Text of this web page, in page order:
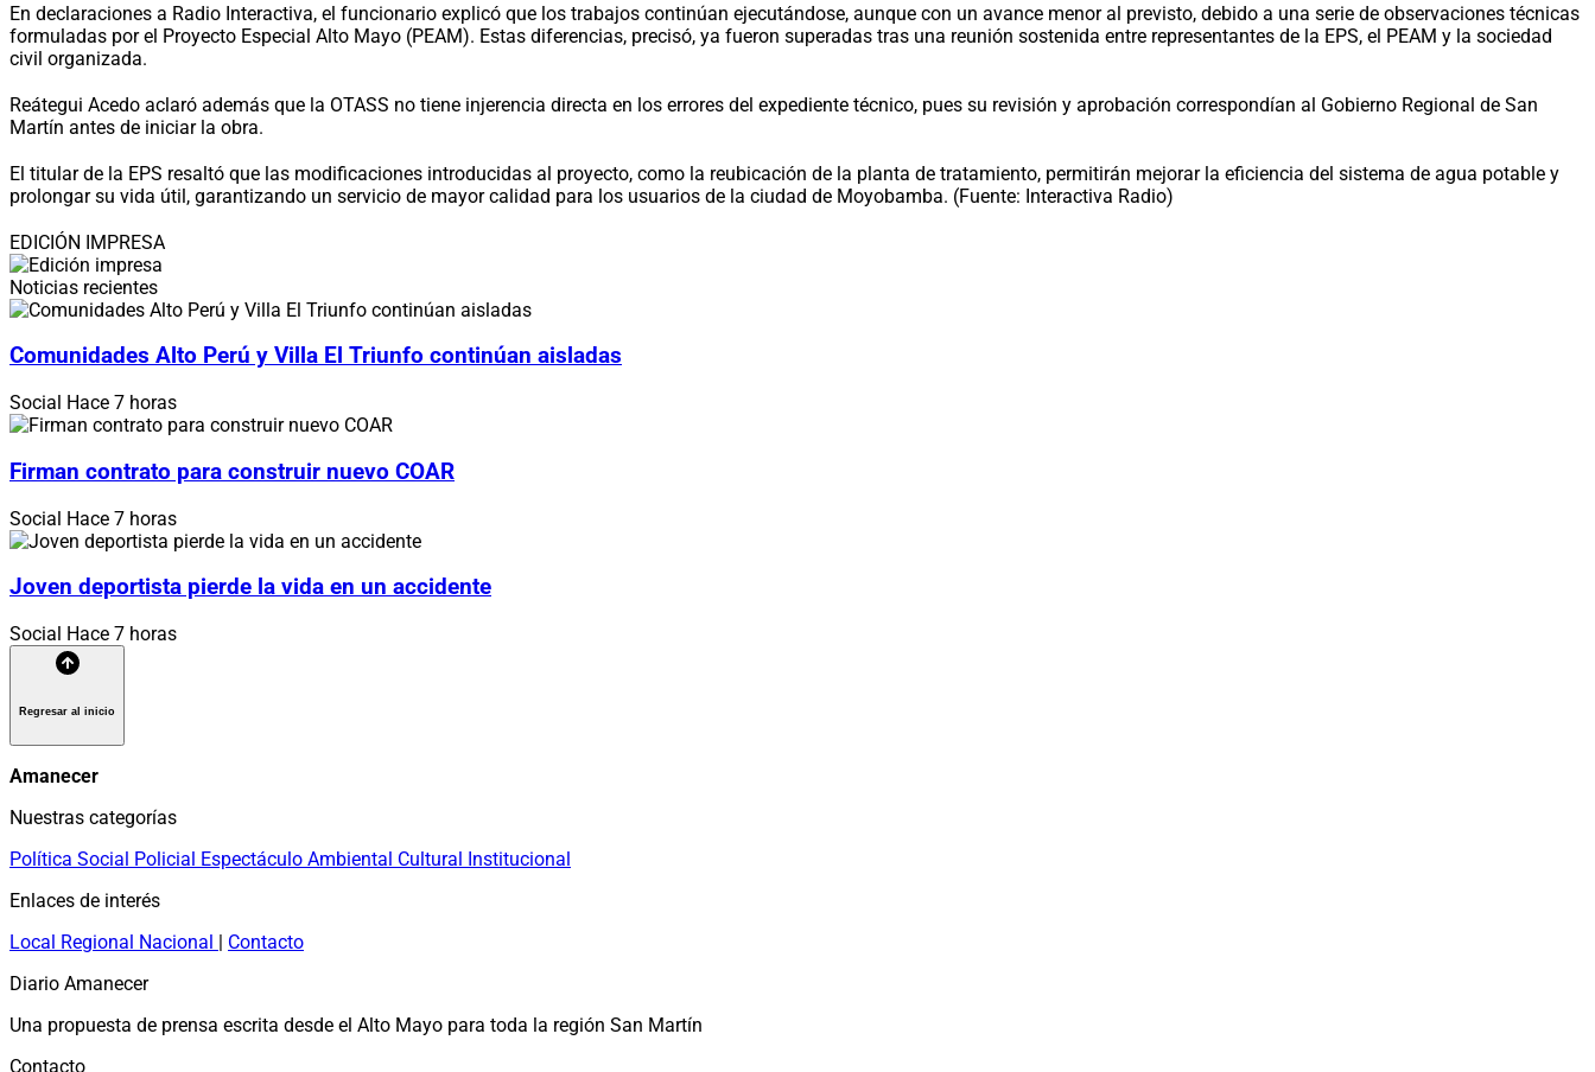
En declaraciones a Radio Interactiva, el funcionario explicó que los trabajos continúan ejecutándose, aunque con un avance menor al previsto, debido a una serie de observaciones técnicas
formuladas por el Proyecto Especial Alto Mayo (PEAM). Estas diferencias, precisó, ya fueron superadas tras una reunión sostenida entre representantes de la EPS, el PEAM y la sociedad
civil organizada.
Reátegui Acedo aclaró además que la OTASS no tiene injerencia directa en los errores del expediente técnico, pues su revisión y aprobación correspondían al Gobierno Regional de San
Martín antes de iniciar la obra.
El titular de la EPS resaltó que las modificaciones introducidas al proyecto, como la reubicación de la planta de tratamiento, permitirán mejorar la eficiencia del sistema de agua potable y
prolongar su vida útil, garantizando un servicio de mayor calidad para los usuarios de la ciudad de Moyobamba. (Fuente: Interactiva Radio)
EDICIÓN IMPRESA
Noticias recientes
Comunidades Alto Perú y Villa El Triunfo continúan aisladas
Social Hace 7 horas
Firman contrato para construir nuevo COAR
Social Hace 7 horas
Joven deportista pierde la vida en un accidente
Social Hace 7 horas
Regresar al inicio
Amanecer
Nuestras categorías
Política Social Policial Espectáculo Ambiental Cultural Institucional
Enlaces de interés
Local Regional Nacional | Contacto
Diario Amanecer
Una propuesta de prensa escrita desde el Alto Mayo para toda la región San Martín
Contacto